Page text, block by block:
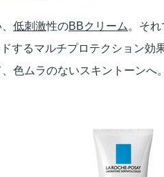
低刺激性のBBクリーム 。そ
するマルチプロテクション効
色ムラのないスキントーンへ。